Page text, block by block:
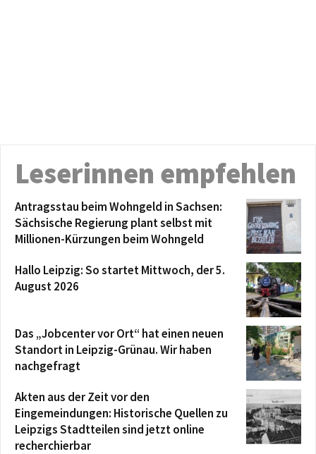
Leserinnen empfehlen
Antragsstau beim Wohngeld in Sachsen:
Sächsische Regierung plant selbst mit
Millionen-Kürzungen beim Wohngeld
Hallo Leipzig: So startet Mittwoch, der 5.
August 2026
Das „Jobcenter vor Ort“ hat einen neuen
Standort in Leipzig-Grünau. Wir haben
nachgefragt
Akten aus der Zeit vor den
Eingemeindungen: Historische Quellen zu
Leipzigs Stadtteilen sind jetzt online
recherchierbar